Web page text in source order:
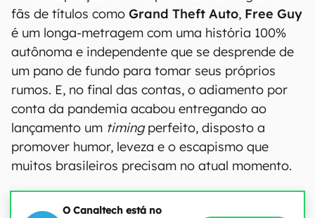
fãs de títulos como Grand Theft Auto, Free Guy
é um longa-metragem com uma história 100%
autônoma e independente que se desprende de
um pano de fundo para tomar seus próprios
rumos. E, no final das contas, o adiamento por
conta da pandemia acabou entregando ao
lançamento um timingperfeito, disposto a
promover humor, leveza e o escapismo que
muitos brasileiros precisam no atual momento.
O Canaltech está no